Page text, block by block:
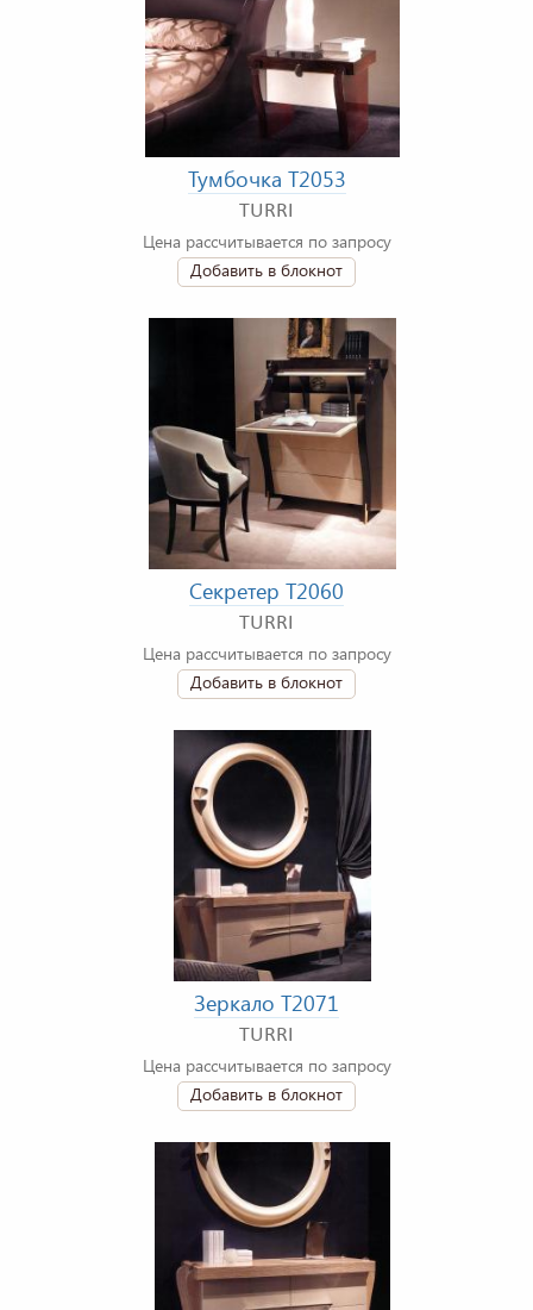
Тумбочка T2053
TURRI
Цена рассчитывается по запросу
Добавить в блокнот
Секретер T2060
TURRI
Цена рассчитывается по запросу
Добавить в блокнот
Зеркало T2071
TURRI
Цена рассчитывается по запросу
Добавить в блокнот